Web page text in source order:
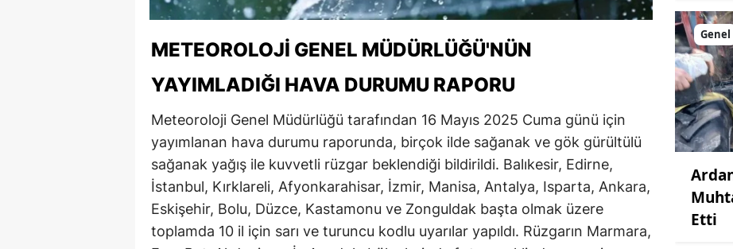
METEOROLOJI GENEL MÜDÜRLÜĞÜ'NÜN
YAYIMLADIĞI HAVA DURUMU RAPORU
Meteoroloji Genel Müdürlüğü tarafından 16 Mayıs 2025 Cuma günü için
yayımlanan hava durumu raporunda, birçok ilde sağanak ve gök gürültülü
sağanak yağış ile kuvvetli rüzgar beklendiği bildirildi. Balıkesir, Edirne,
İstanbul, Kırklareli, Afyonkarahisar, İzmir, Manisa, Antalya, Isparta, Ankara,
Eskişehir, Bolu, Düzce, Kastamonu ve Zonguldak başta olmak üzere
toplamda 10 il için sarı ve turuncu kodlu uyarılar yapıldı. Rüzgarın Marmara,
Genel
Etti